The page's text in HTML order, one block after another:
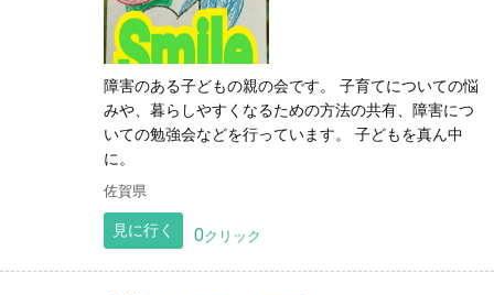
障害のある子どもの親の会です。 子育てについての悩
みや、暮らしやすくなるための方法の共有、障害につ
いての勉強会などを行っています。 子どもを真ん中
に。
佐賀県
見に行く 0クリック